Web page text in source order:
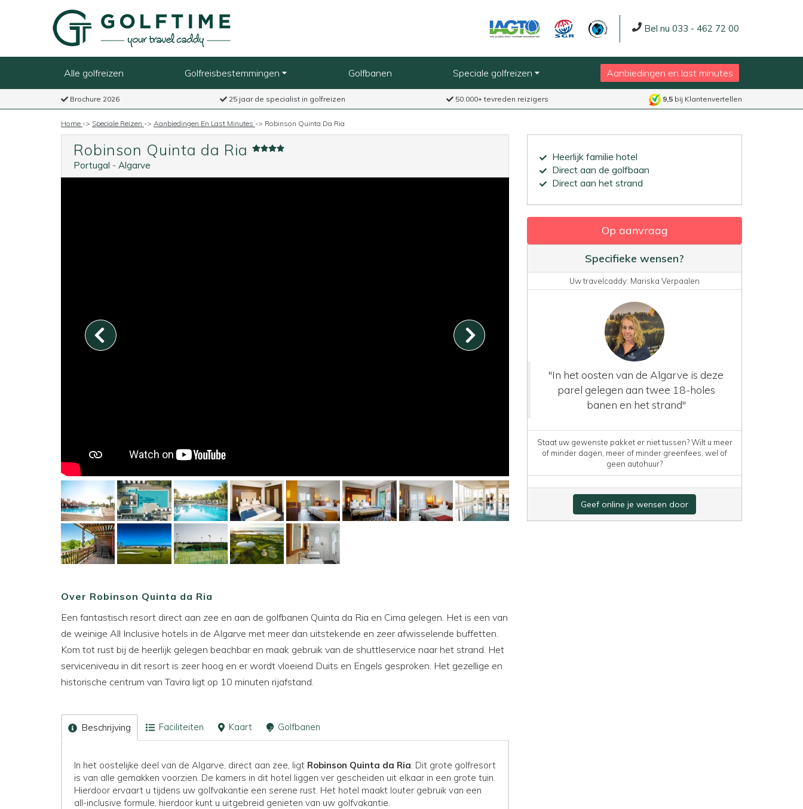
Bel nu 033 - 462 72 00
Alle golfreizen Golfreisbestemmingen Golfbanen Speciale golfreizen Aanbiedingen en last minutes
Brochure 2026 25 jaar de specialist in golfreizen 50.000+ tevreden reizigers 9,5bij Klantenvertellen
Home -> Speciale Reizen -> Aanbiedingen En Last Minutes -> Robinson Quinta Da Ria
Robinson Quinta da Ria
Portugal - Algarve
Over Robinson Quinta da Ria
Een fantastisch resort direct aan zee en aan de golfbanen Quinta da Ria en Cima gelegen. Het is een van
de weinige All Inclusive hotels in de Algarve met meer dan uitstekende en zeer afwisselende buffetten.
Kom tot rust bij de heerlijk gelegen beachbar en maak gebruik van de shuttleservice naar het strand. Het
serviceniveau in dit resort is zeer hoog en er wordt vloeiend Duits en Engels gesproken. Het gezellige en
historische centrum van Tavira ligt op 10 minuten rijafstand.
Beschrijving Faciliteiten Kaart Golfbanen
In het oostelijke deel van de Algarve, direct aan zee, ligt Robinson Quinta da Ria . Dit grote golfresort
is van alle gemakken voorzien. De kamers in dit hotel liggen ver gescheiden uit elkaar in een grote tuin.
Hierdoor ervaart u tijdens uw golfvakantie een serene rust. Het hotel maakt louter gebruik van een
all-inclusive formule, hierdoor kunt u uitgebreid genieten van uw golfvakantie.
Heerlijk familie hotel
Direct aan de golfbaan
Direct aan het strand
Op aanvraag
Specifieke wensen?
Uw travelcaddy: Mariska Verpaalen
"In het oosten van de Algarve is deze
parel gelegen aan twee 18-holes
banen en het strand"
Staat uw gewenste pakket er niet tussen? Wilt u meer
of minder dagen, meer of minder greenfees, wel of
geen autohuur?
Geef online je wensen door